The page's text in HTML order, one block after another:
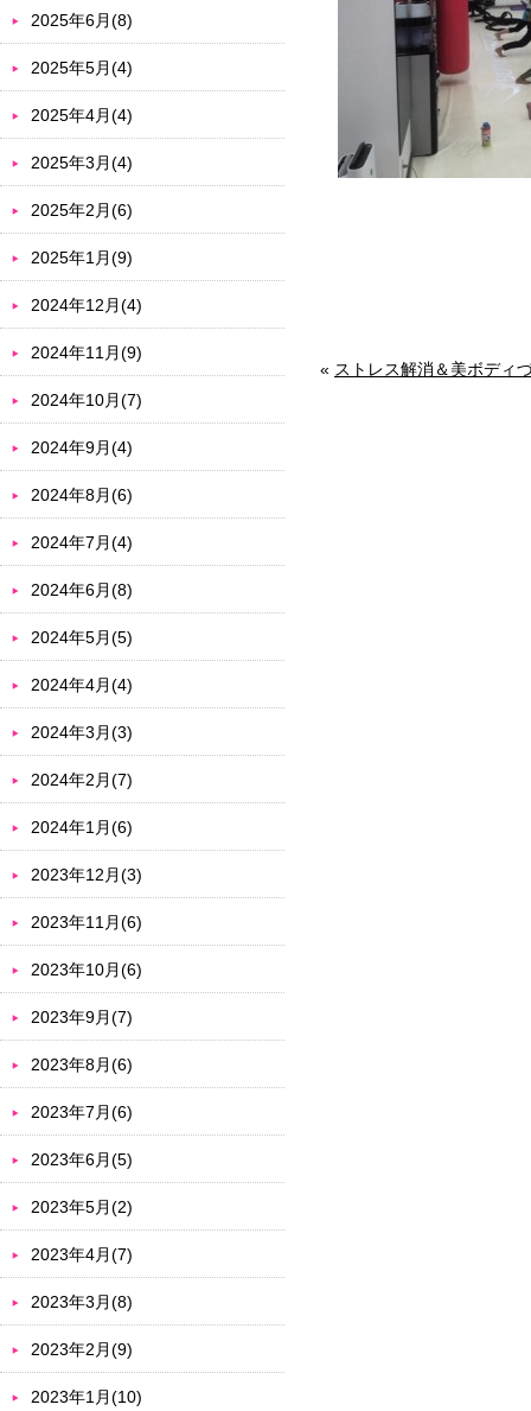
« ストレス解消＆美ボディ
2025年6月(8)
2025年5月(4)
2025年4月(4)
2025年3月(4)
2025年2月(6)
2025年1月(9)
2024年12月(4)
2024年11月(9)
2024年10月(7)
2024年9月(4)
2024年8月(6)
2024年7月(4)
2024年6月(8)
2024年5月(5)
2024年4月(4)
2024年3月(3)
2024年2月(7)
2024年1月(6)
2023年12月(3)
2023年11月(6)
2023年10月(6)
2023年9月(7)
2023年8月(6)
2023年7月(6)
2023年6月(5)
2023年5月(2)
2023年4月(7)
2023年3月(8)
2023年2月(9)
2023年1月(10)